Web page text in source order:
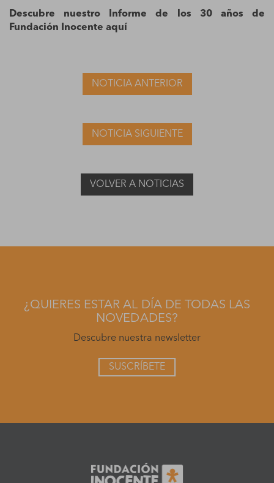
Descubre nuestro Informe de los 30 años de
Fundación Inocente aquí
NOTICIA ANTERIOR
NOTICIA SIGUIENTE
VOLVER A NOTICIAS
¿QUIERES ESTAR AL DÍA DE TODAS LAS
NOVEDADES?
Descubre nuestra newsletter
SUSCRÍBETE